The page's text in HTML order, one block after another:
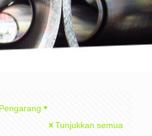
Pengarang
Tunjukkan semua